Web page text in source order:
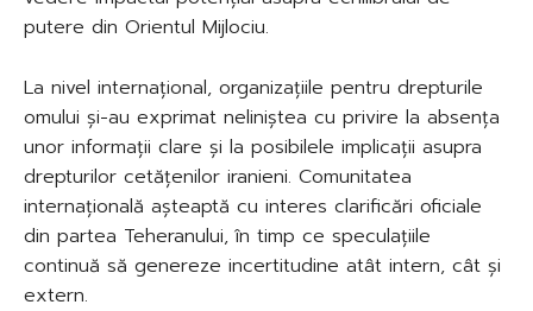
putere din Orientul Mijlociu.
La nivel internațional, organizațiile pentru drepturile
omului și-au exprimat neliniștea cu privire la absența
unor informații clare și la posibilele implicații asupra
drepturilor cetățenilor iranieni. Comunitatea
internațională așteaptă cu interes clarificări oficiale
din partea Teheranului, în timp ce speculațiile
continuă să genereze incertitudine atât intern, cât și
extern.